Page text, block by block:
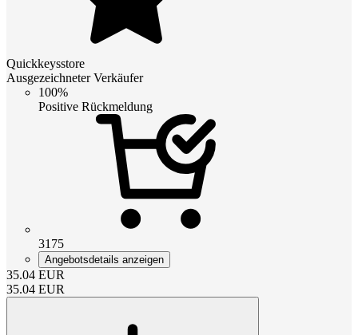
Quickkeysstore
Ausgezeichneter Verkäufer
100%
Positive Rückmeldung
3175
Angebotsdetails anzeigen
35.04 EUR
35.04 EUR